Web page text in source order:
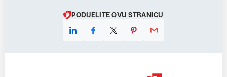
PODIJELITE OVU STRANICU